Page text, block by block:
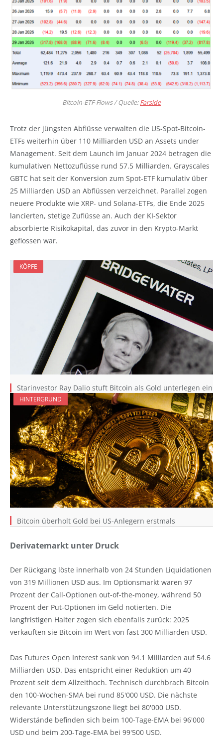
Bitcoin-ETF-Flows / Quelle:Farside
Trotz der jüngsten Abflüsse verwalten die US-Spot-Bitcoin-
ETFs weiterhin über 110 Milliarden USD an Assets under
Management. Seit dem Launch im Januar 2024 betragen die
kumulativen Nettozuflüsse rund 57.5 Milliarden. Grayscales
GBTC hat seit der Konversion zum Spot-ETF kumulativ über
25 Milliarden USD an Abflüssen verzeichnet. Parallel zogen
neuere Produkte wie XRP- und Solana-ETFs, die Ende 2025
lancierten, stetige Zuflüsse an. Auch der KI-Sektor
absorbierte Risikokapital, das zuvor in den Krypto-Markt
geflossen war.
KÖPFE
Starinvestor Ray Dalio stuft Bitcoin als Gold unterlegen ein
HINTERGRUND
Bitcoin überholt Gold bei US-Anlegern erstmals
Derivatemarkt unter Druck
Der Rückgang löste innerhalb von 24 Stunden Liquidationen
von 319 Millionen USD aus. Im Optionsmarkt waren 97
Prozent der Call-Optionen out-of-the-money, während 50
Prozent der Put-Optionen im Geld notierten. Die
langfristigen Halter zogen sich ebenfalls zurück: 2025
verkauften sie Bitcoin im Wert von fast 300 Milliarden USD.
Das Futures Open Interest sank von 94.1 Milliarden auf 54.6
Milliarden USD. Das entspricht einer Reduktion um 40
Prozent seit dem Allzeithoch. Technisch durchbrach Bitcoin
den 100-Wochen-SMA bei rund 85'000 USD. Die nächste
relevante Unterstützungszone liegt bei 80'000 USD.
Widerstände befinden sich beim 100-Tage-EMA bei 96'000
USD und beim 200-Tage-EMA bei 99'500 USD.